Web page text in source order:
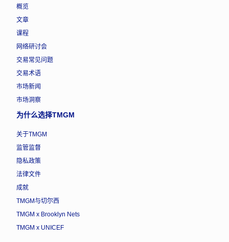
概览
文章
课程
网络研讨会
交易常见问题
交易术语
市场新闻
市场洞察
为什么选择TMGM
关于TMGM
监管监督
隐私政策
法律文件
成就
TMGM与切尔西
TMGM x Brooklyn Nets
TMGM x UNICEF